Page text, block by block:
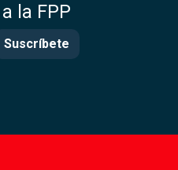
la FPP
Suscríbete